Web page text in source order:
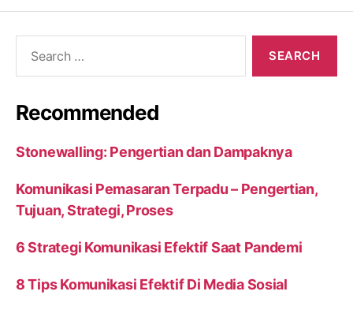
Recommended
Stonewalling: Pengertian dan Dampaknya
Komunikasi Pemasaran Terpadu – Pengertian,
Tujuan, Strategi, Proses
6 Strategi Komunikasi Efektif Saat Pandemi
8 Tips Komunikasi Efektif Di Media Sosial